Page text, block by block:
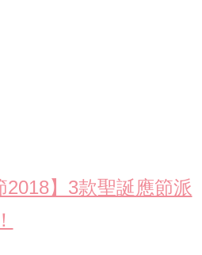
2018】3款聖誕應節派